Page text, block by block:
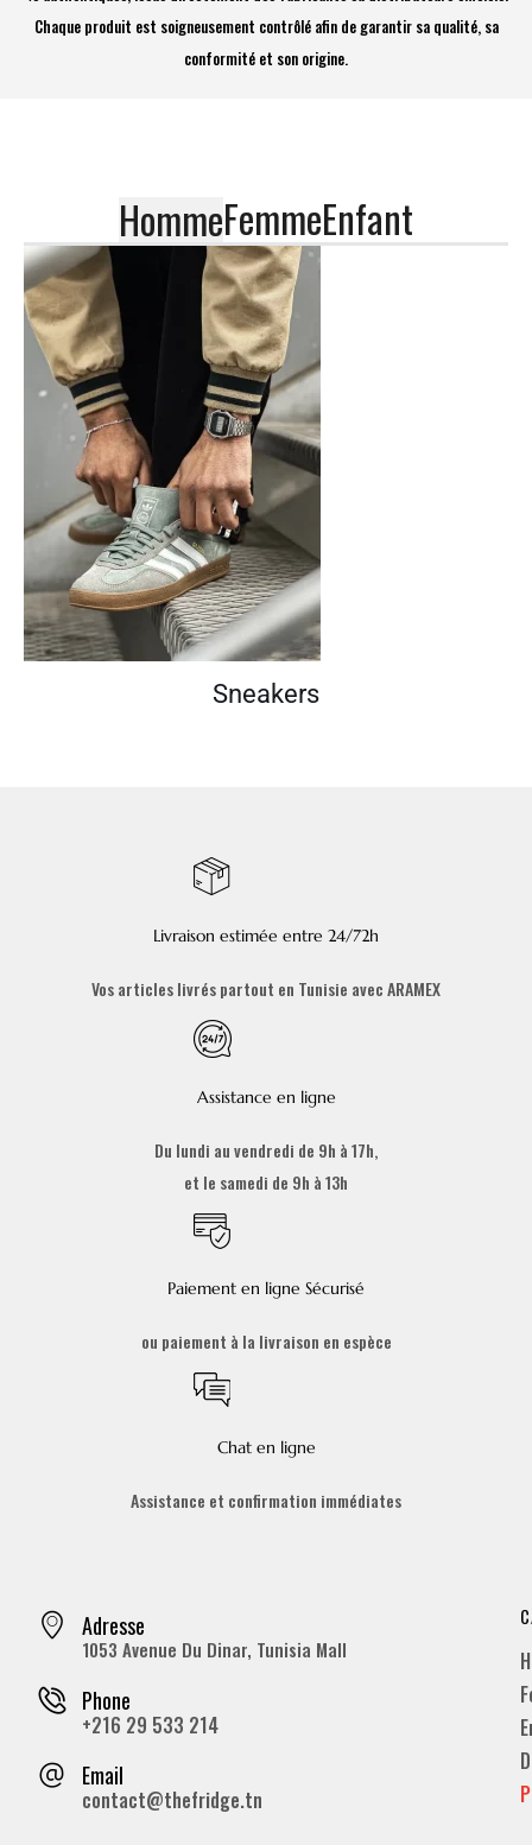
Chaque produit est soigneusement contrôlé afin de garantir sa qualité, sa
conformité et son origine.
HommeFemmeEnfant
Sneakers
Livraison estimée entre 24/72h
Vos articles livrés partout en Tunisie avec ARAMEX
Assistance en ligne
Du lundi au vendredi de 9h à 17h,
et le samedi de 9h à 13h
Paiement en ligne Sécurisé
ou paiement à la livraison en espèce
Chat en ligne
Assistance et confirmation immédiates
Adresse
1053 Avenue Du Dinar, Tunisia Mall
Phone
+216 29 533 214
Email
contact@thefridge.tn